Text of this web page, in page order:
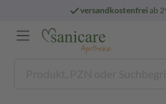
versandkostenfreiab